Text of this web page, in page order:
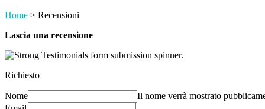
Home > Recensioni
Lascia una recensione
Richiesto
Nome
Il nome verrà mostrato